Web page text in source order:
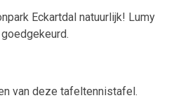
Eckartdal natuurlijk! Lumy
van deze tafeltennistafel.